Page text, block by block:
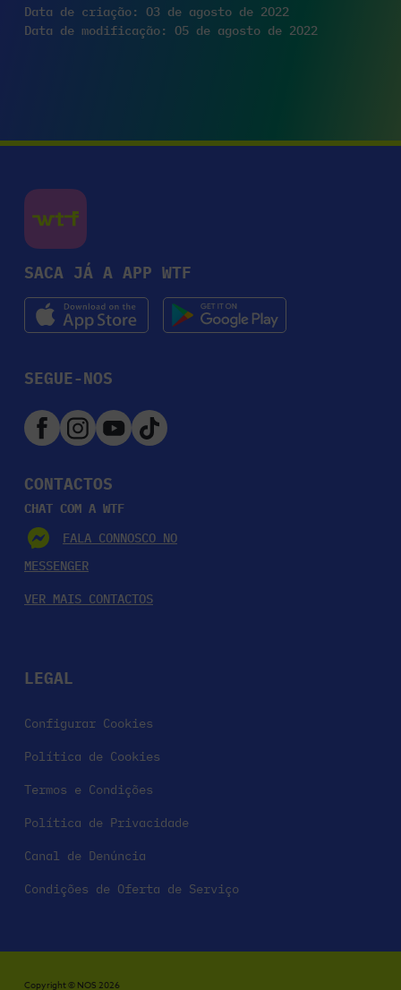
Data de criação: 03 de agosto de 2022
Data de modificação: 05 de agosto de 2022
SACA JÁ A APP WTF
SEGUE-NOS
CONTACTOS
CHAT COM A WTF
FALA CONNOSCO NO
MESSENGER
VER MAIS CONTACTOS
LEGAL
Configurar Cookies
Política de Cookies
Termos e Condições
Política de Privacidade
Canal de Denúncia
Condições de Oferta de Serviço
Copyright © NOS 2026